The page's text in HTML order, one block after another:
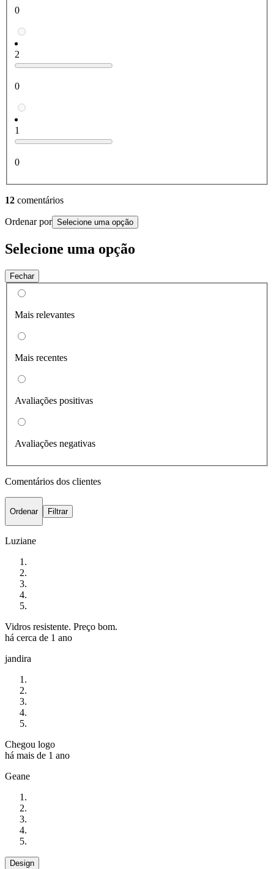
0
2
0
1
0
12 comentários
Ordenar por Selecione uma opção
Selecione uma opção
Fechar
Mais relevantes
Mais recentes
Avaliações positivas
Avaliações negativas
Comentários dos clientes
Ordenar Filtrar
Luziane
Vidros resistente. Preço bom.
há cerca de 1 ano
jandira
Chegou logo
há mais de 1 ano
Geane
Design